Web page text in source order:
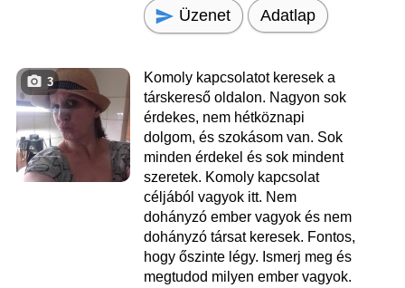
Üzenet Adatlap
3
Komoly kapcsolatot keresek a
társkereső oldalon. Nagyon sok
érdekes, nem hétköznapi
dolgom, és szokásom van. Sok
minden érdekel és sok mindent
szeretek. Komoly kapcsolat
céljából vagyok itt. Nem
dohányzó ember vagyok és nem
dohányzó társat keresek. Fontos,
hogy őszinte légy. Ismerj meg és
megtudod milyen ember vagyok.